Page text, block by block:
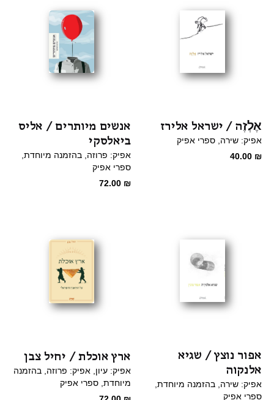
אֶלְזֶה / ישראל אלירז
אפיק: שירה ספרי אפיק
40.00 ₪
אנשים מיותרים / אליס
ביאלסקי
אפיק: פרוזה בהזמנה מיוחדת
ספרי אפיק
72.00 ₪
אפור נוצץ / שגיא
אלנקוה
אפיק: שירה בהזמנה מיוחדת
ספרי אפיק
ארץ אוכלת / יחיל צבן
אפיק: עיון אפיק: פרוזה בהזמנה
מיוחדת ספרי אפיק